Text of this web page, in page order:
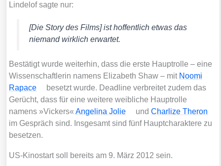
Linde­l­of sag­te nur:
[Die Sto­ry des Films] ist hof­fent­lich etwas das
nie­mand wirk­lich erwar­tet.
Bestä­tigt wur­de wei­ter­hin, dass die ers­te Haupt­rol­le – eine
Wis­sen­schaft­le­rin namens Eliza­beth Shaw – mit Noo­mi
Rapace
besetzt wur­de. Dead­line ver­brei­tet zudem das
Gerücht, dass für eine wei­te­re weib­li­che Haupt­rol­le
namens »Vickers«Ange­li­na Jolie undChar­li­ze The­ron
im Gespräch sind. Ins­ge­samt sind fünf Haupt­cha­rak­te­re zu
beset­zen.
US-Kino­start soll bereits am 9. März 2012 sein.